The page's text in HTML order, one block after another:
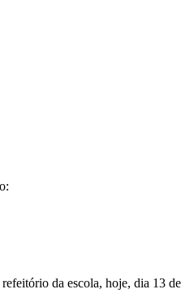
da escola, hoje, dia 13